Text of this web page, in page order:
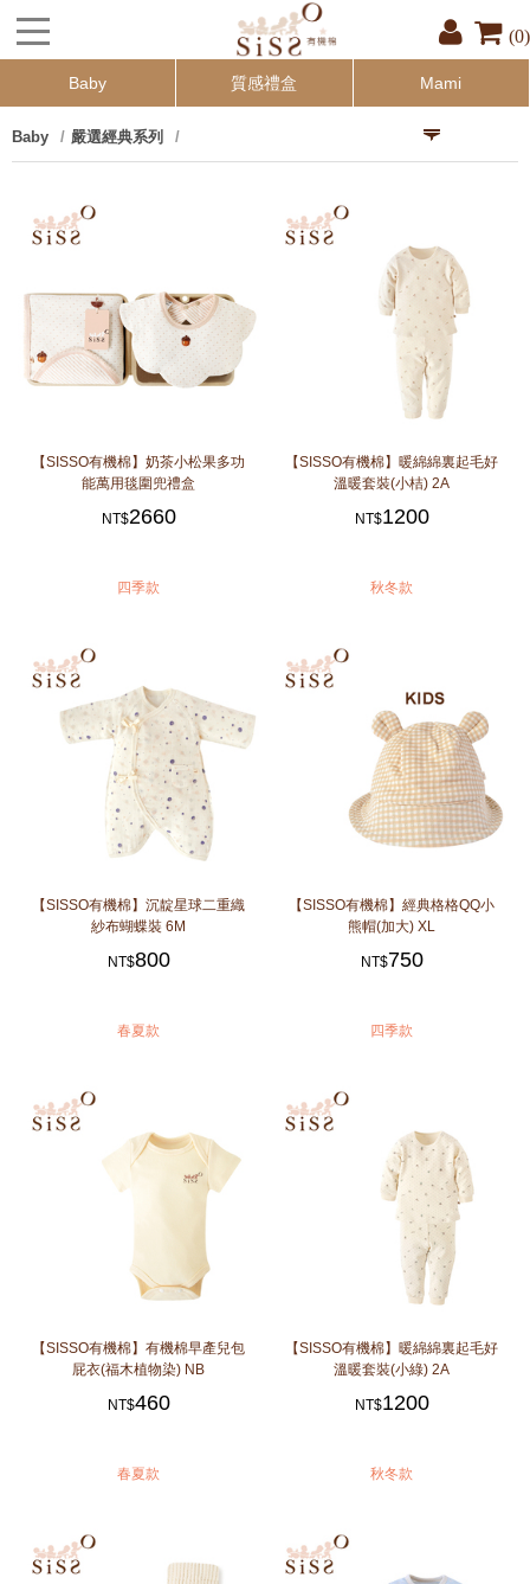
(0)
Baby 質感禮盒 Mami
Baby 嚴選經典系列
【SISSO有機棉】奶茶小松果多功
能萬用毯圍兜禮盒
NT$2660
四季款
【SISSO有機棉】暖綿綿裏起毛好
溫暖套裝(小桔) 2A
NT$1200
秋冬款
【SISSO有機棉】沉靛星球二重織
紗布蝴蝶裝 6M
NT$800
春夏款
【SISSO有機棉】經典格格QQ小
熊帽(加大) XL
NT$750
四季款
【SISSO有機棉】有機棉早產兒包
屁衣(福木植物染) NB
NT$460
春夏款
【SISSO有機棉】暖綿綿裏起毛好
溫暖套裝(小綠) 2A
NT$1200
秋冬款